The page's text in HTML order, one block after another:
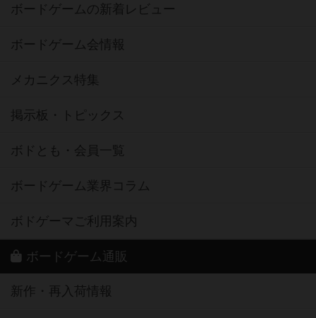
ボードゲームの新着レビュー
ボードゲーム会情報
メカニクス特集
掲示板・トピックス
ボドとも・会員一覧
ボードゲーム業界コラム
ボドゲーマご利用案内
ボードゲーム通販
新作・再入荷情報